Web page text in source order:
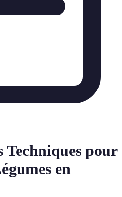
Techniques pour
en